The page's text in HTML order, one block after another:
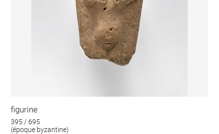
figurine
395 / 695
(époque byzantine)